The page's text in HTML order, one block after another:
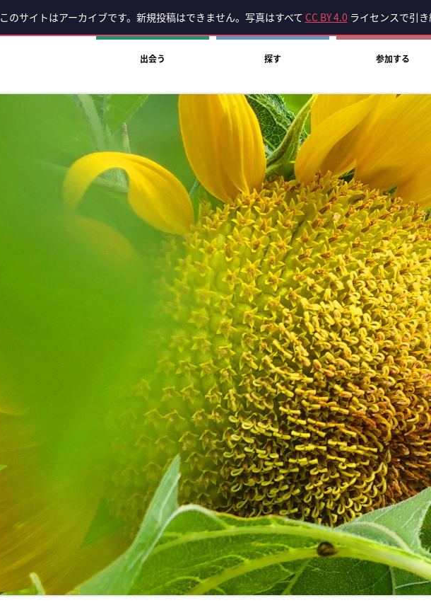
このサイトはアーカイブです。新規投稿はできません。写真はすべて CC BY 4.0 ライセンスで引
出会う 探す 参加する